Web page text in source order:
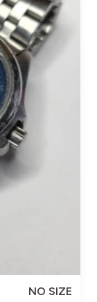
NO SIZE